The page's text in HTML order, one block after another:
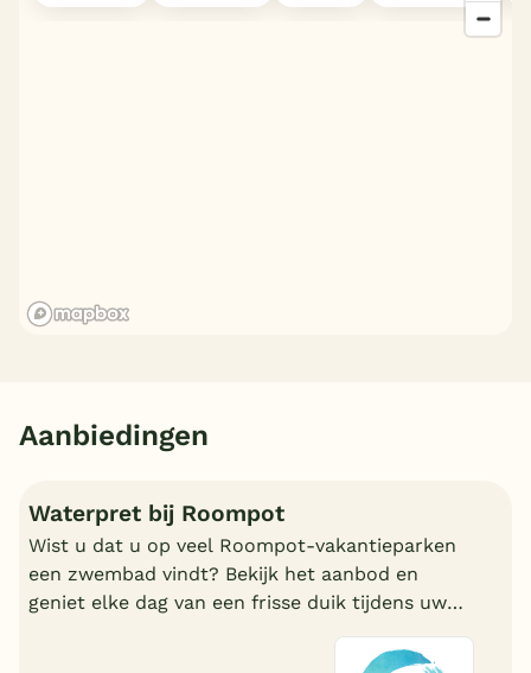
Aanbiedingen
Waterpret bij Roompot
Wist u dat u op veel Roompot-vakantieparken
een zwembad vindt? Bekijk het aanbod en
geniet elke dag van een frisse duik tijdens uw